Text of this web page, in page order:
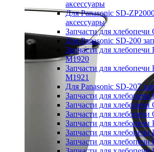
аксессуары
Для Panasonic SD-
аксессуары
Запчасти для
Для Panasonic SD-200
Запчасти для
M1920
Запчасти для
M1921
Для Panasonic SD-207
Запчасти для
Запчасти для
Запчасти для
Запчасти для хлебопечи
Запчасти для хлебопечи
Запчасти для хлебопечи